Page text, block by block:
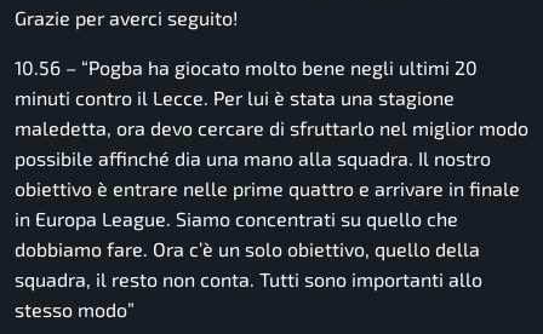
Grazie per averci seguito!
10.56 – “Pogba ha giocato molto bene negli ultimi 20
minuti contro il Lecce. Per lui è stata una stagione
maledetta, ora devo cercare di sfruttarlo nel miglior modo
possibile affinché dia una mano alla squadra. Il nostro
obiettivo è entrare nelle prime quattro e arrivare in finale
in Europa League. Siamo concentrati su quello che
dobbiamo fare. Ora c’è un solo obiettivo, quello della
squadra, il resto non conta. Tutti sono importanti allo
stesso modo”